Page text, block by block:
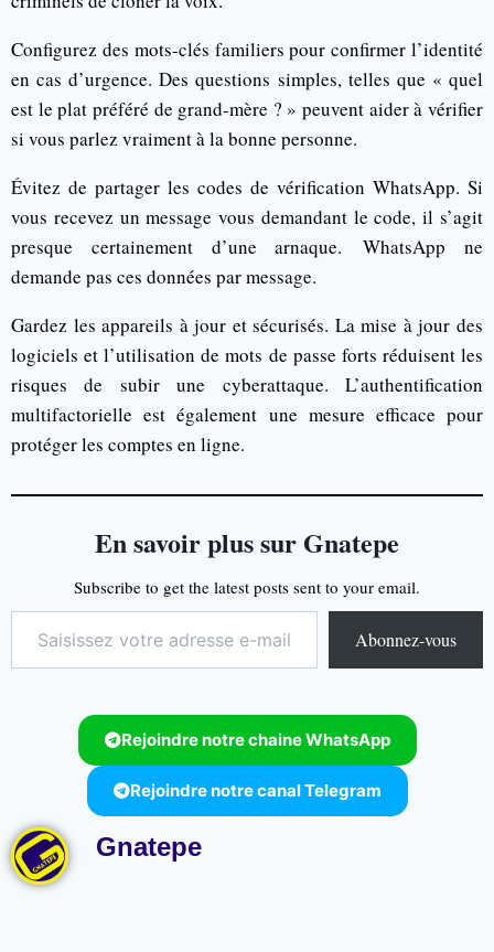
Configurez des mots-clés familiers pour confirmer l’identité
en cas d’urgence. Des questions simples, telles que « quel
est le plat préféré de grand-mère ? » peuvent aider à vérifier
si vous parlez vraiment à la bonne personne.
Évitez de partager les codes de vérification WhatsApp. Si
vous recevez un message vous demandant le code, il s’agit
presque certainement d’une arnaque. WhatsApp ne
demande pas ces données par message.
Gardez les appareils à jour et sécurisés. La mise à jour des
logiciels et l’utilisation de mots de passe forts réduisent les
risques de subir une cyberattaque. L’authentification
multifactorielle est également une mesure efficace pour
protéger les comptes en ligne.
En savoir plus sur Gnatepe
Subscribe to get the latest posts sent to your email.
Abonnez-vous
Rejoindre notre chaine WhatsApp
Rejoindre notre canal Telegram
Gnatepe